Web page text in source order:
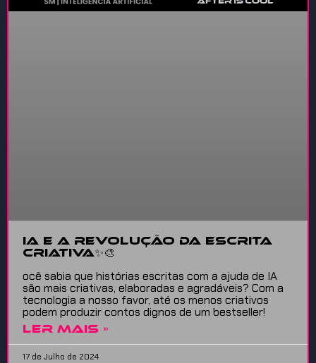
IA e a Revolução da Escrita
Criativa✨🎨
ocê sabia que histórias escritas com a ajuda de IA
são mais criativas, elaboradas e agradáveis? Com a
tecnologia a nosso favor, até os menos criativos
podem produzir contos dignos de um bestseller!
LER MAIS »
17 de Julho de 2024